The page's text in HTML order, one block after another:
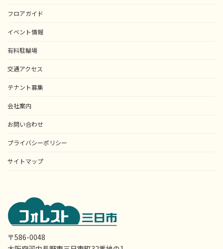
フロアガイド
イベント情報
有料駐輪場
交通アクセス
テナント募集
会社案内
お問い合わせ
プライバシーポリシー
サイトマップ
〒586-0048